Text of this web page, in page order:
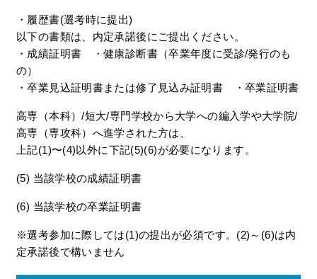
・履歴書(選考時に提出)
以下の書類は、内定承諾後にご提出ください。
・成績証明書 ・健康診断書（卒業年度に受診/発行のも
の）
・卒業見込証明書または修了見込み証明書 ・卒業証明書
高専（本科）/短大/専門学校から大学への編入学や大学院/
高専（専攻科）へ進学された方は、
上記(1)〜(4)以外に下記(5)(6)が必要になります。
(5) 当該学校の成績証明書
(6) 当該学校の卒業証明書
※選考参加に際しては(1)の提出が必須です。(2)～(6)は内
定承諾後で構いません